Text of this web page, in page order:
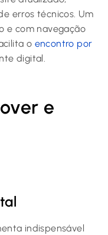
erros técnicos. Um
e com navegação
o encontro por
digital.
e
indispensável